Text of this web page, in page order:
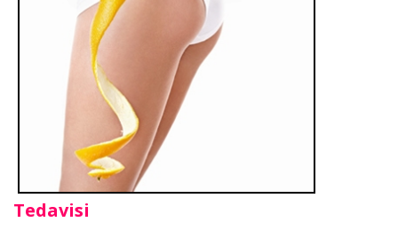
Tedavisi